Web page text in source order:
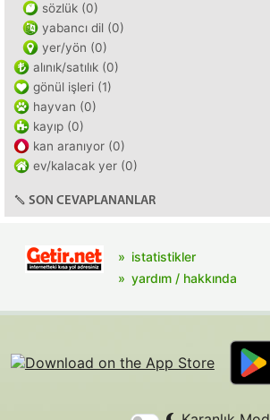
sözlük (0)
yabancı dil (0)
yer/yön (0)
alınık/satılık (0)
gönül işleri (1)
hayvan (0)
kayıp (0)
kan aranıyor (0)
ev/kalacak yer (0)
SON CEVAPLANANLAR
istatistikler
yardım / hakkında